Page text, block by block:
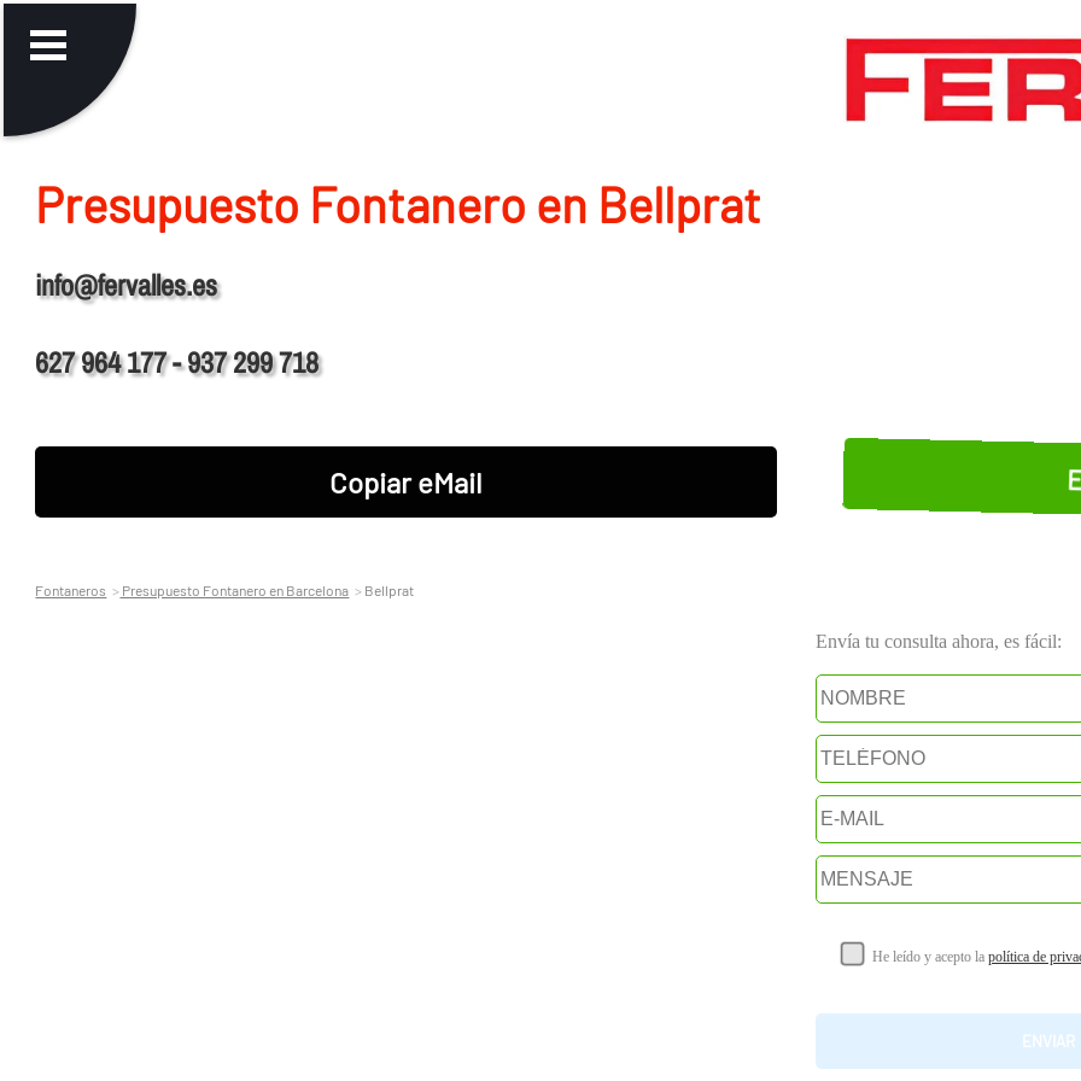
Presupuesto Fontanero en Bellprat
info@fervalles.es
627 964 177 - 937 299 718
Copiar eMail
Fontaneros Presupuesto Fontanero en Barcelona Bellprat
Envía tu consulta ahora, es fácil:
He leído y acepto la política de